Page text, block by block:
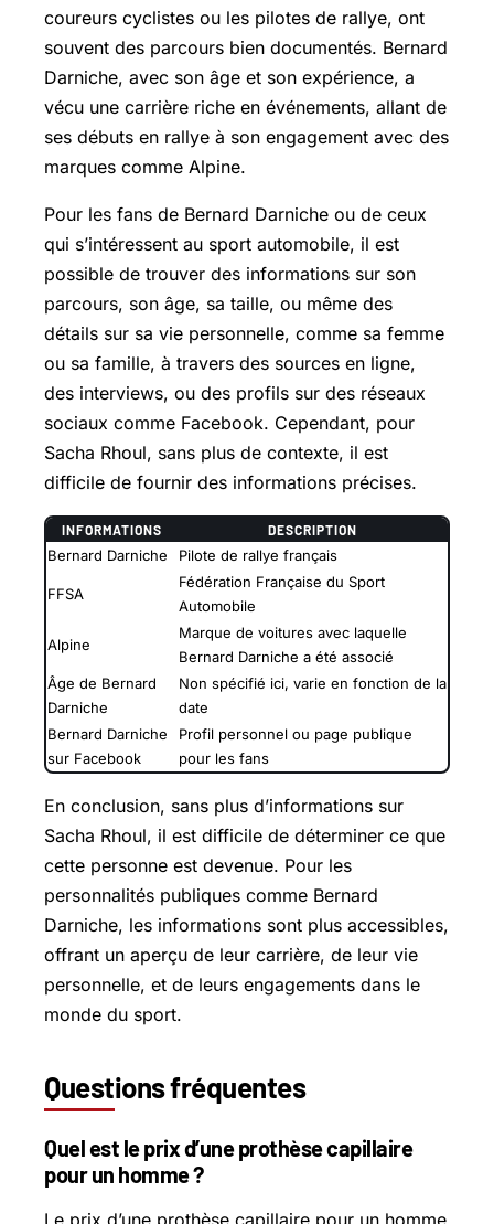
coureurs cyclistes ou les pilotes de rallye, ont
souvent des parcours bien documentés. Bernard
Darniche, avec son âge et son expérience, a
vécu une carrière riche en événements, allant de
ses débuts en rallye à son engagement avec des
marques comme Alpine.
Pour les fans de Bernard Darniche ou de ceux
qui s’intéressent au sport automobile, il est
possible de trouver des informations sur son
parcours, son âge, sa taille, ou même des
détails sur sa vie personnelle, comme sa femme
ou sa famille, à travers des sources en ligne,
des interviews, ou des profils sur des réseaux
sociaux comme Facebook. Cependant, pour
Sacha Rhoul, sans plus de contexte, il est
difficile de fournir des informations précises.
INFORMATIONS DESCRIPTION
Bernard Darniche Pilote de rallye français
FFSA
Fédération Française du Sport
Automobile
Alpine
Marque de voitures avec laquelle
Bernard Darniche a été associé
Âge de Bernard
Darniche
Non spécifié ici, varie en fonction de la
date
Bernard Darniche
sur Facebook
Profil personnel ou page publique
pour les fans
En conclusion, sans plus d’informations sur
Sacha Rhoul, il est difficile de déterminer ce que
cette personne est devenue. Pour les
personnalités publiques comme Bernard
Darniche, les informations sont plus accessibles,
offrant un aperçu de leur carrière, de leur vie
personnelle, et de leurs engagements dans le
monde du sport.
Questions fréquentes
Quel est le prix d’une prothèse capillaire
pour un homme ?
Le prix d’une prothèse capillaire pour un homme